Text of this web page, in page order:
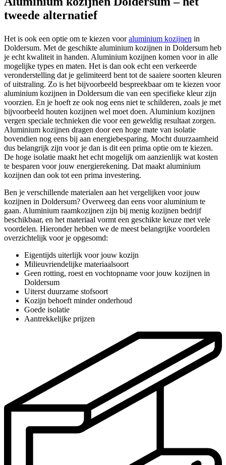
tweede alternatief
Het is ook een optie om te kiezen vooraluminium kozijnen in
Doldersum. Met de geschikte aluminium kozijnen in Doldersum heb
je echt kwaliteit in handen. Aluminium kozijnen komen voor in alle
mogelijke types en maten. Het is dan ook echt een verkeerde
veronderstelling dat je gelimiteerd bent tot de saaiere soorten kleuren
of uitstraling. Zo is het bijvoorbeeld bespreekbaar om te kiezen voor
aluminium kozijnen in Doldersum die van een specifieke kleur zijn
voorzien. En je hoeft ze ook nog eens niet te schilderen, zoals je met
bijvoorbeeld houten kozijnen wel moet doen. Aluminium kozijnen
vergen speciale technieken die voor een geweldig resultaat zorgen.
Aluminium kozijnen dragen door een hoge mate van isolatie
bovendien nog eens bij aan energiebesparing. Mocht duurzaamheid
dus belangrijk zijn voor je dan is dit een prima optie om te kiezen.
De hoge isolatie maakt het echt mogelijk om aanzienlijk wat kosten
te besparen voor jouw energierekening. Dat maakt aluminium
kozijnen dan ook tot een prima investering.
Ben je verschillende materialen aan het vergelijken voor jouw
kozijnen in Doldersum? Overweeg dan eens voor aluminium te
gaan. Aluminium raamkozijnen zijn bij menig kozijnen bedrijf
beschikbaar, en het materiaal vormt een geschikte keuze met vele
voordelen. Hieronder hebben we de meest belangrijke voordelen
overzichtelijk voor je opgesomd:
Eigentijds uiterlijk voor jouw kozijn
Milieuvriendelijke materiaalsoort
Geen rotting, roest en vochtopname voor jouw kozijnen in
Doldersum
Uiterst duurzame stofsoort
Kozijn behoeft minder onderhoud
Goede isolatie
Aantrekkelijke prijzen